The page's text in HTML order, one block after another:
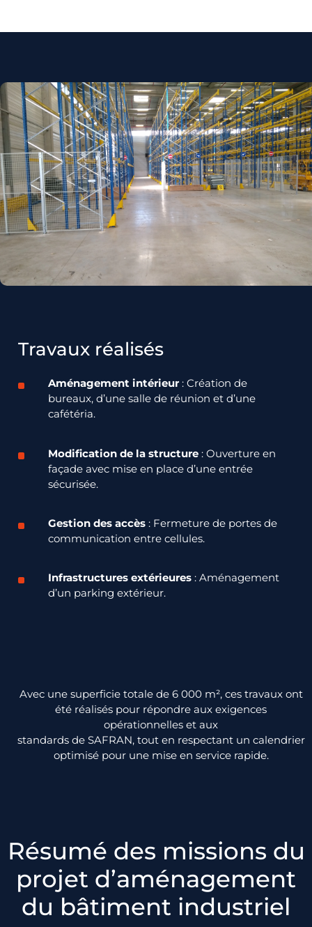
Travaux réalisés
Aménagement intérieur : Création de
bureaux, d’une salle de réunion et d’une
cafétéria.
Modification de la structure : Ouverture en
façade avec mise en place d’une entrée
sécurisée.
Gestion des accès : Fermeture de portes de
communication entre cellules.
Infrastructures extérieures : Aménagement
d’un parking extérieur.
Avec une superficie totale de 6 000 m², ces travaux ont
été réalisés pour répondre aux exigences
opérationnelles et aux
standards de SAFRAN, tout en respectant un calendrier
optimisé pour une mise en service rapide.
Résumé des missions du
projet d’aménagement
du bâtiment industriel